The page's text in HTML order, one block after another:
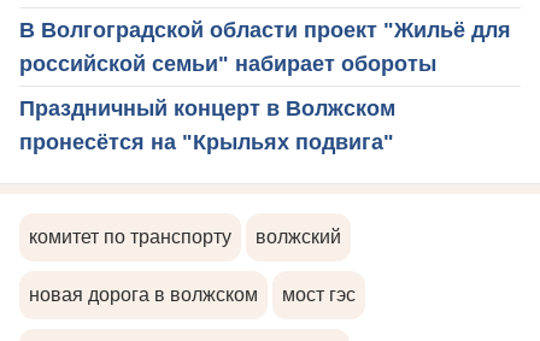
В Волгоградской области проект "Жильё для
российской семьи" набирает обороты
Праздничный концерт в Волжском
пронесётся на "Крыльях подвига"
комитет по транспорту волжский
новая дорога в волжском мост гэс